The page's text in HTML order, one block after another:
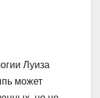
Луиза
может